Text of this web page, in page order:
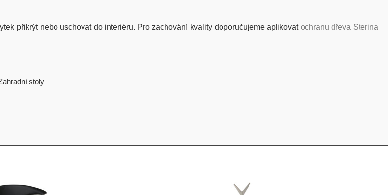
přikrýt nebo uschovat do interiéru. Pro zachování kvality doporučujeme aplikovat ochranu dřeva Sterina
stoly